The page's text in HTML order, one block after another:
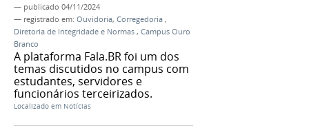
— publicado 04/11/2024
— registrado em: Ouvidoria, Corregedoria ,
Diretoria de Integridade e Normas , Campus Ouro
Branco
A plataforma Fala.BR foi um dos
temas discutidos no campus com
estudantes, servidores e
funcionários terceirizados.
Localizado em Notícias